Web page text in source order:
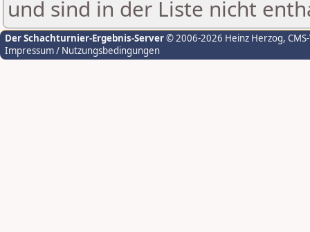
und sind in der Liste nicht
Der Schachturnier-Ergebnis-Server© 2006-2026 Heinz Herzog,
Impressum / Nutzungsbedingungen